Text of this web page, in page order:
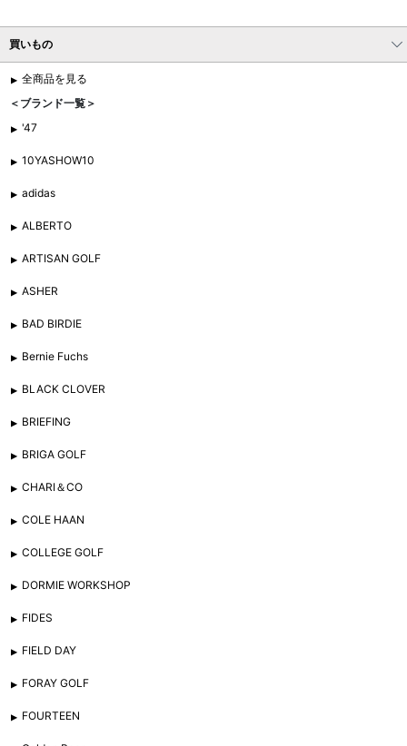
買いもの
全商品を見る
＜ブランド一覧＞
'47
10YASHOW10
adidas
ALBERTO
ARTISAN GOLF
ASHER
BAD BIRDIE
Bernie Fuchs
BLACK CLOVER
BRIEFING
BRIGA GOLF
CHARI＆CO
COLE HAAN
COLLEGE GOLF
DORMIE WORKSHOP
FIDES
FIELD DAY
FORAY GOLF
FOURTEEN